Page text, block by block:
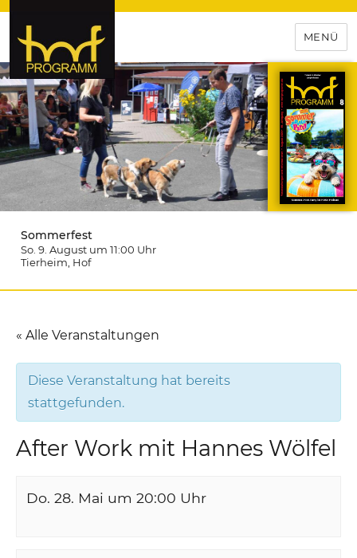
hof-programm – das
Veranstaltungsportal für
Hochfranken
MENÜ
Sommerfest
So. 9. August um 11:00 Uhr
Tierheim , Hof
« Alle Veranstaltungen
Diese Veranstaltung hat bereits
stattgefunden.
After Work mit Hannes Wölfel
Do. 28. Mai um 20:00 Uhr